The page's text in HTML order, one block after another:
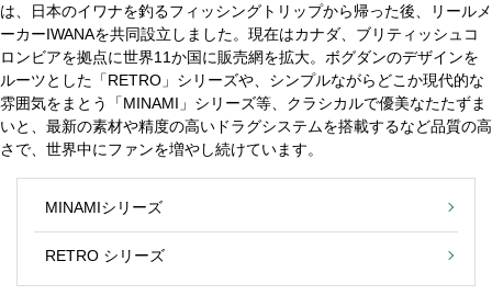
は、日本のイワナを釣るフィッシングトリップから帰った後、リールメ
ーカーIWANAを共同設立しました。現在はカナダ、ブリティッシュコ
ロンビアを拠点に世界11か国に販売網を拡大。ボグダンのデザインを
ルーツとした「RETRO」シリーズや、シンプルながらどこか現代的な
雰囲気をまとう「MINAMI」シリーズ等、クラシカルで優美なたたずま
いと、最新の素材や精度の高いドラグシステムを搭載するなど品質の高
さで、世界中にファンを増やし続けています。
MINAMIシリーズ
RETRO シリーズ